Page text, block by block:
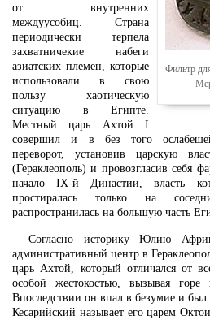
Фильтр
от внутренних
междуусобиц. Страна
периодически терпела
захватничекие набеги
азиатских племен, которые
использовали в свою
пользу хаотическую
ситуацию в Египте.
Местный царь Ахтой I
совершил и в без того ослабешей
переворот, установив царскую
(Гераклеополь) и провозгласив себя
начало IX-й Династии, власть
простиралась только на
распространилась на большую часть
Согласно историку Юлию
административный центр в
царь Ахтой, который отличался от
особой жестокостью, вызывая
Впоследствии он впал в безумие и
Кесарийский называет его царем